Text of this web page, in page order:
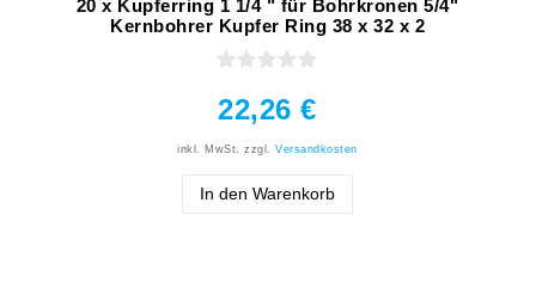
20 x Kupferring 1 1/4 " für Bohrkronen 5/4"
Kernbohrer Kupfer Ring 38 x 32 x 2
22,26 €
inkl. MwSt. zzgl.Versandkosten
In den Warenkorb